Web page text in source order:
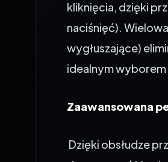
naciśnięć).
wygłuszające)
idealnym
dostosować